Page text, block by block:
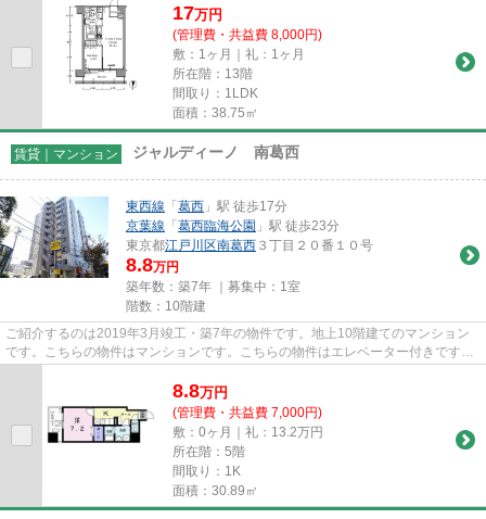
17万円
(管理費・共益費 8,000円)
敷：1ヶ月｜礼：1ヶ月
所在階：13階
間取り：1LDK
面積：38.75㎡
賃貸｜マンション ジャルディーノ 南葛西
東西線 「 葛西 」駅 徒歩17分
京葉線 「 葛西臨海公園 」駅 徒歩23分
東京都江戸川区南葛西 ３丁目２０番１０号
8.8万円
築年数：築7年 ｜募集中： 1室
階数：10階建
ご紹介するのは2019年3月竣工・築7年の物件です。地上10階建てのマンション
です。こちらの物件はマンションです。こちらの物件はエレベーター付きです。
8.8万円
(管理費・共益費 7,000円)
敷：0ヶ月｜礼：13.2万円
所在階：5階
間取り：1K
面積：30.89㎡